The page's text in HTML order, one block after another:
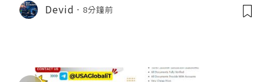
Devid 8分鐘前